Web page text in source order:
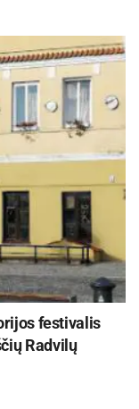
festivalis
Radvilų